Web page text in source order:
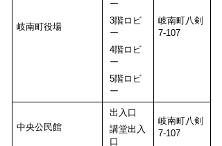
岐南町役場
ー
3階ロビ
ー
4階ロビ
ー
5階ロビ
ー
岐南町八剣
7-107
中央公民館
出入口
講堂出入
口
岐南町八剣
7-107